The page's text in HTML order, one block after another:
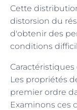
Cette
distorsion du
d'obtenir des
conditions
Les propriétés
premier ordre
Examinons ces